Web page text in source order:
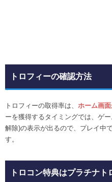
トロフィーの確認方法
トロフィーの取得率は、 ホーム画
ーを獲得するタイミングでは、ゲ
解除)の表示が出るので、プレイ中
す。
トロコン特典はプラチナト